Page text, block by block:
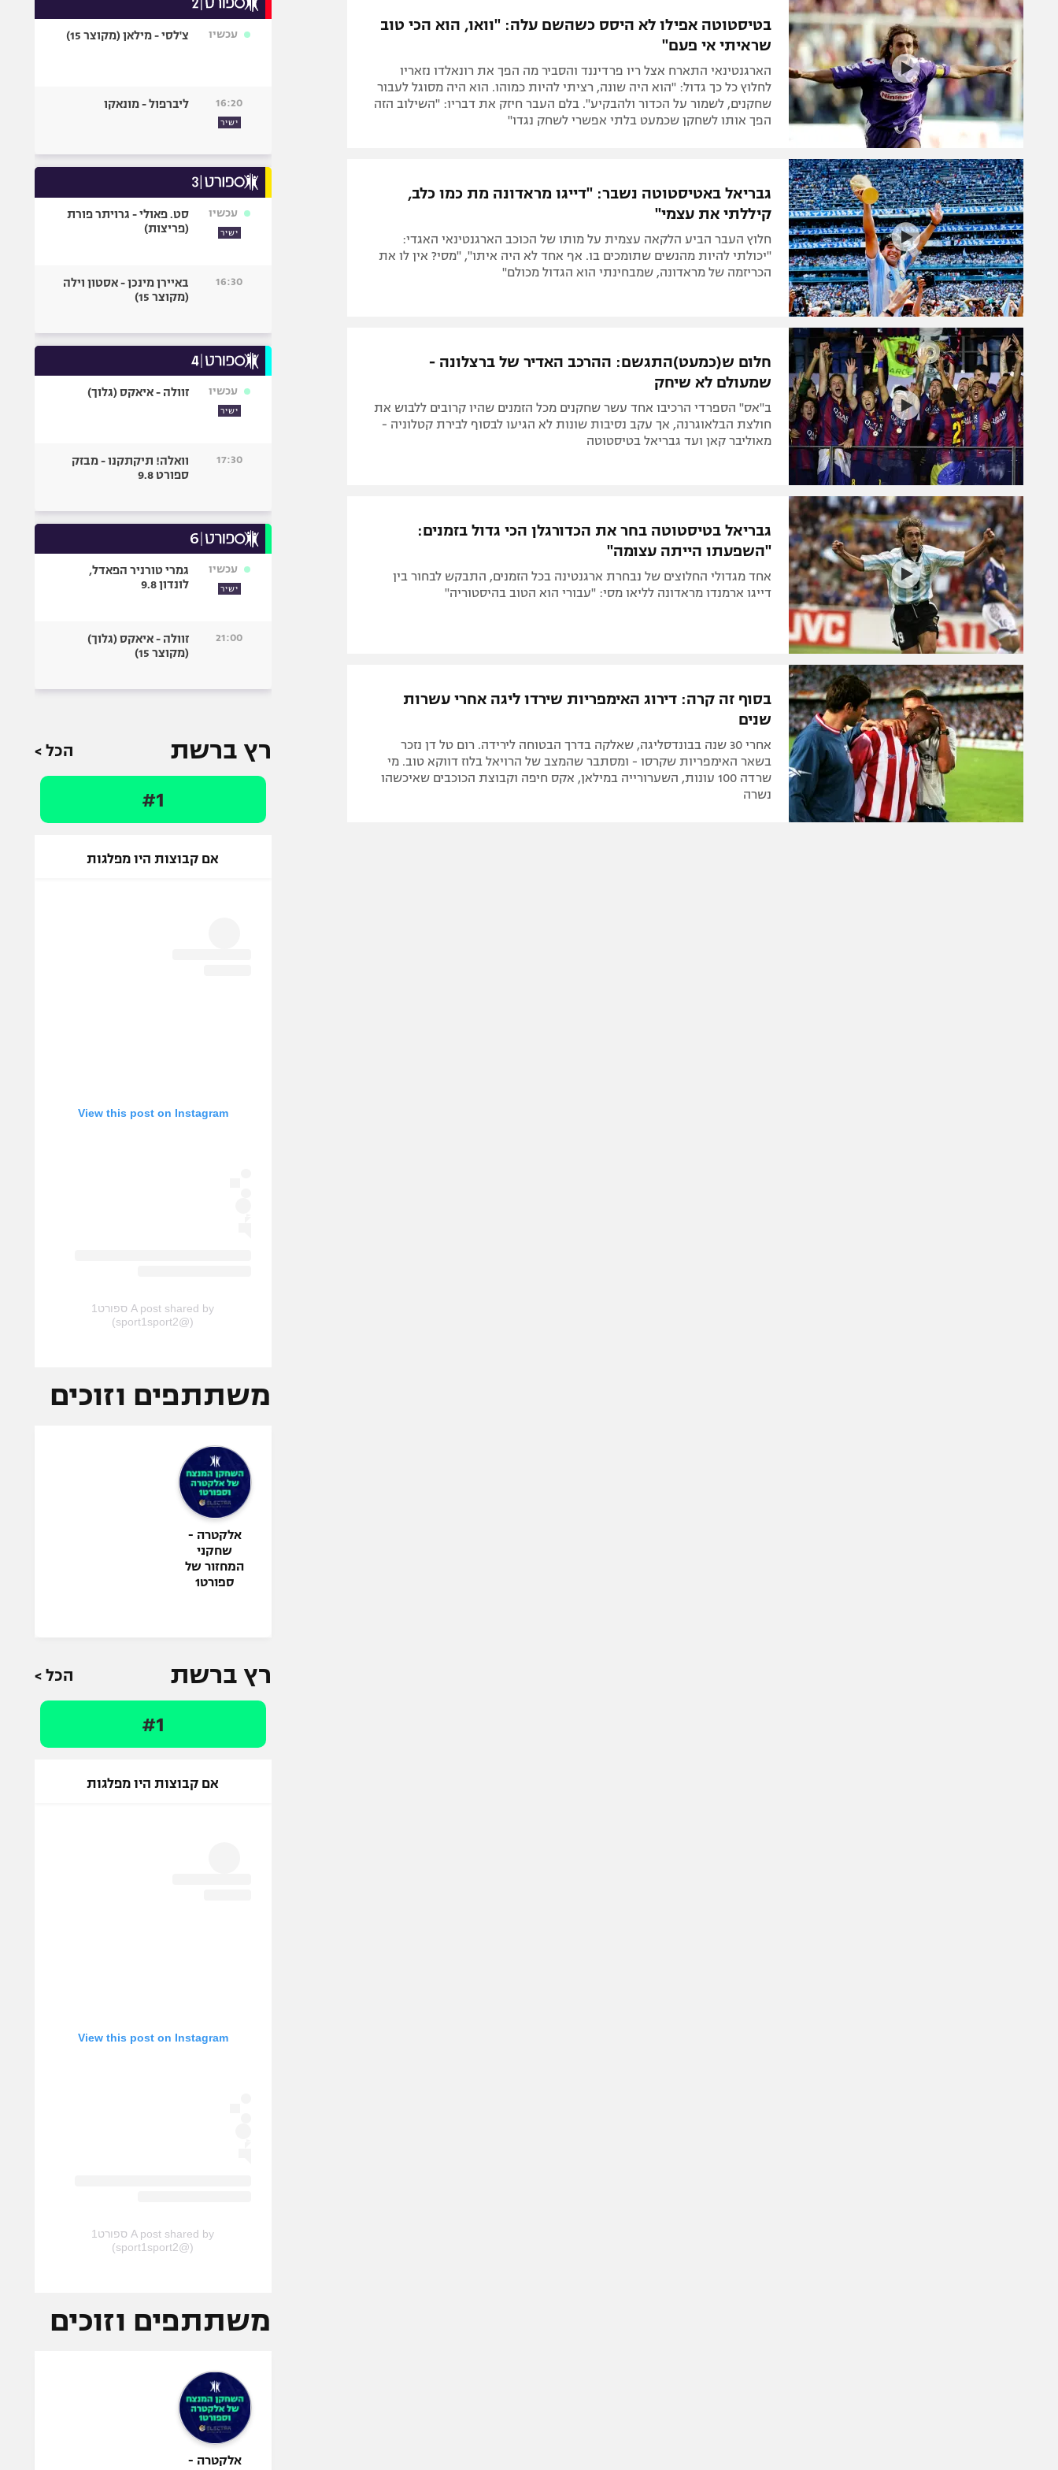
תקנון משתתפים וזוכים בפרסים
תקנון עבור פעילות אלקטרה
תקנון עבור פעילות ספורט 1 – "מרלן"
טניס
גיימינג E-Sports
תנאי שימוש
מדיניות פרטיות
תקנון פעילות ספורט 1
רשיון להקרנה פומבית לבית עסק
הצטרפות לחבילת הערוצים
לוח דרושים – ג'ובנט
תגיות
המגזין
מכבי נתניה
בני יהודה
ספורט מוטורי
בייסבול MLB
גיימינג E-Sports
בטיסטוטה אפילו לא היסס כשהשם עלה: "וואו, הוא הכי טוב
שראיתי אי פעם"
הארגנטינאי התארח אצל ריו פרדיננד והסביר מה הפך את רונאלדו נזאריו
לחלוץ כל כך גדול: "הוא היה שונה, רציתי להיות כמוהו. הוא היה מסוגל לעבור
שחקנים, לשמור על הכדור ולהבקיע". בלם העבר חיזק את דבריו: "השילוב הזה
הפך אותו לשחקן שכמעט בלתי אפשרי לשחק נגדו"
גבריאל באטיסטוטה נשבר: "דייגו מראדונה מת כמו כלב,
קיללתי את עצמי"
חלוץ העבר הביע הלקאה עצמית על מותו של הכוכב הארגנטינאי האגדי:
"יכולתי להיות מהנשים שתומכים בו. אף אחד לא היה איתו", "מסי? אין לו את
הכריזמה של מראדונה, שמבחינתי הוא הגדול מכולם"
חלום ש(כמעט)התגשם: ההרכב האדיר של ברצלונה -
שמעולם לא שיחק
ב"אס" הספרדי הרכיבו אחד עשר שחקנים מכל הזמנים שהיו קרובים ללבוש את
חולצת הבלאוגרנה, אך עקב נסיבות שונות לא הגיעו לבסוף לבירת קטלוניה -
מאוליבר קאן ועד גבריאל בטיסטוטה
גבריאל בטיסטוטה בחר את הכדורגלן הכי גדול בזמנים:
"השפעתו הייתה עצומה"
אחד מגדולי החלוצים של נבחרת ארגנטינה בכל הזמנים, התבקש לבחור בין
דייגו ארמנדו מראדונה לליאו מסי: "עבורי הוא הטוב בהיסטוריה"
בסוף זה קרה: דירוג האימפריות שירדו ליגה אחרי עשרות
שנים
אחרי 30 שנה בבונדסליגה, שאלקה בדרך הבטוחה לירידה. רום טל דן נזכר
בשאר האימפריות שקרסו - ומסתבר שהמצב של הרויאל בלוז דווקא טוב. מי
שרדה 100 עונות, השערורייה במילאן, אקס חיפה וקבוצת הכוכבים שאיכשהו
נשרה
עכשיו צ'לסי - מילאן (מקוצר 15)
16:20
ישיר
ליברפול - מונאקו
עכשיו
ישיר
סט. פאולי - גרויתר פורת
(פריצות)
16:30
באיירן מינכן - אסטון וילה
(מקוצר 15)
עכשיו
ישיר
זוולה - איאקס (גלוך)
17:30
וואלה! תיקתקנו - מבזק
ספורט 9.8
עכשיו
ישיר
גמרי טורניר הפאדל,
לונדון 9.8
21:00
זוולה - איאקס (גלוך)
(מקוצר 15)
רץ ברשת הכל >
#1
אם קבוצות היו מפלגות
View this post on Instagram
A post shared by ספורט1
(@sport1sport2)
משתתפים וזוכים
אלקטרה -
שחקני
המחזור של
ספורט1
רץ ברשת הכל >
#1
אם קבוצות היו מפלגות
View this post on Instagram
A post shared by ספורט1
(@sport1sport2)
משתתפים וזוכים
אלקטרה -